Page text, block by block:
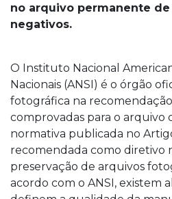
no arquivo permanente
negativos.
O Instituto Nacional
Nacionais (ANSI) é o órgão
fotográfica na
comprovadas para o arquivo
normativa publicada no
recomendada como diretivo
preservação de arquivos
acordo com o ANSI, existem